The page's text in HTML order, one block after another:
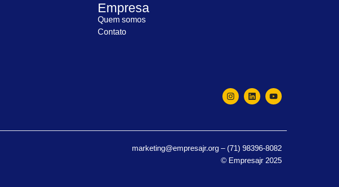
Empresa
Quem somos
Contato
marketing@empresajr.org – (71) 98396-8082
© Empresajr 2025